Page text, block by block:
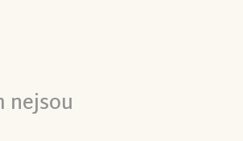
vším od
díky vám
nejsou